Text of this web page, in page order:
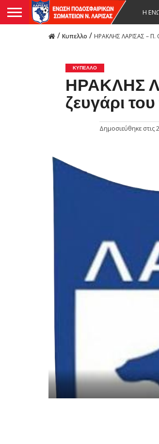
Η
/ Κυπελλο / ΗΡΑΚΛΗΣ ΛΑΡΙΣΑΣ – Π.
ΚΥΠΕΛΛΟ
ΗΡΑΚΛΗΣ
ζευγάρι
Δημοσιεύθηκε στις